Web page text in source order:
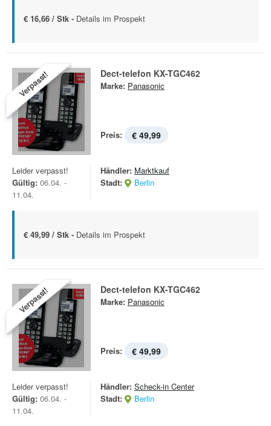
€ 16,66 / Stk - Details im Prospekt
Verpasst! Dect-telefon KX-TGC462
Marke: Panasonic
Preis: € 49,99
Leider verpasst!
Gültig: 06.04. -
11.04.
Händler: Marktkauf
Stadt:
Berlin
€ 49,99 / Stk - Details im Prospekt
Verpasst! Dect-telefon KX-TGC462
Marke: Panasonic
Preis: € 49,99
Leider verpasst!
Gültig: 06.04. -
11.04.
Händler: Scheck-in Center
Stadt:
Berlin